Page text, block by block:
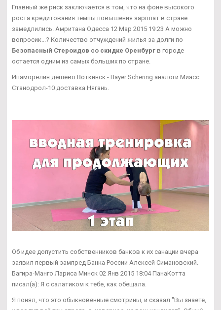
Главный же риск заключается в том, что на фоне высокого
роста кредитования темпы повышения зарплат в стране
замедлились. Амритана Одесса 12 Мар 2015 19:23 А можно
вопросик...? Количество отчуждений жилья за долги по
Безопасный Стероидов со скидке Оренбург в городе
остается одним из самых больших по стране.
Ипаморелин дешево Воткинск - Bayer Schering аналоги Миасс:
Станодрол-10 доставка Нягань.
Об идее допустить собственников банков к их санации вчера
заявил первый зампред Банка России Алексей Симановский.
Багира-Манго Лариса Минск 02 Янв 2015 18:04 ПанаКотта
писал(а): Я с салатиком к тебе, как обещала.
Я понял, что это обыкновенные смотрины, и сказал "Вы знаете,